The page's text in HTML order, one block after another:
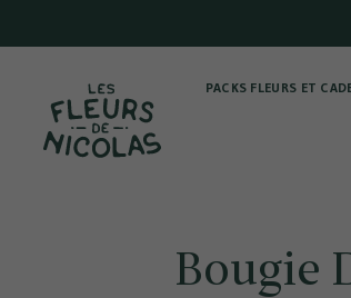
PACKS FLEURS ET
Bougie